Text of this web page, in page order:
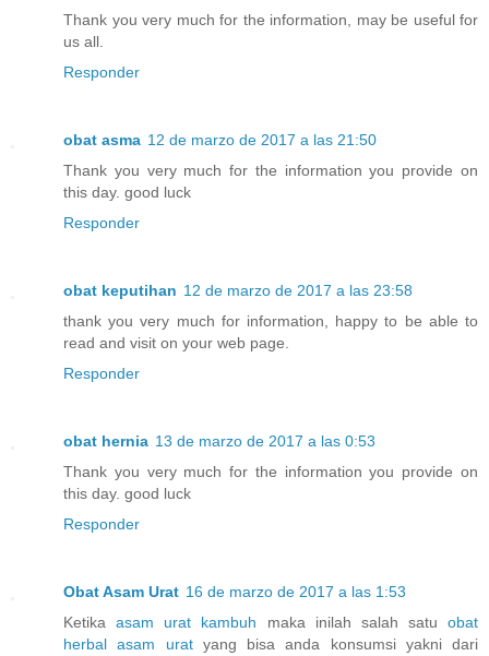
Thank you very much for the information, may be useful for
us all.
Responder
obat asma 12 de marzo de 2017 a las 21:50
Thank you very much for the information you provide on
this day. good luck
Responder
obat keputihan 12 de marzo de 2017 a las 23:58
thank you very much for information, happy to be able to
read and visit on your web page.
Responder
obat hernia 13 de marzo de 2017 a las 0:53
Thank you very much for the information you provide on
this day. good luck
Responder
Obat Asam Urat 16 de marzo de 2017 a las 1:53
Ketikaasam urat kambuh maka inilah salah satu obat
herbal asam uratyang bisa anda konsumsi yakni dari